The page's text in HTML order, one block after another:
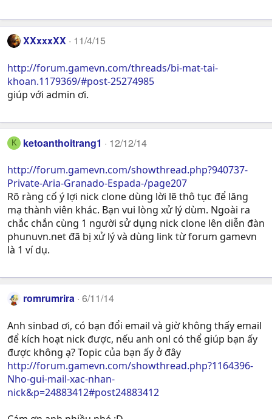
XXxxxXX 11/4/15
http://forum.gamevn.com/threads/bi-mat-tai-
khoan.1179369/#post-25274985
giúp với admin ơi.
K ketoanthoitrang1 12/12/14
http://forum.gamevn.com/showthread.php?940737-
Private-Aria-Granado-Espada-/page207
Rõ ràng cố ý lợi nick clone dùng lời lẽ thô tục để lăng
mạ thành viên khác. Bạn vui lòng xử lý dùm. Ngoài ra
chắc chắn cùng 1 người sử dụng nick clone lên diễn đàn
phunuvn.net đã bị xử lý và dùng link từ forum gamevn
là 1 ví dụ.
romrumrira 6/11/14
Anh sinbad ơi, có bạn đổi email và giờ không thấy email
để kích hoạt nick được, nếu anh onl có thể giúp bạn ấy
được không ạ? Topic của bạn ấy ở đây
http://forum.gamevn.com/showthread.php?1164396-
Nho-gui-mail-xac-nhan-
nick&p=24883412#post24883412